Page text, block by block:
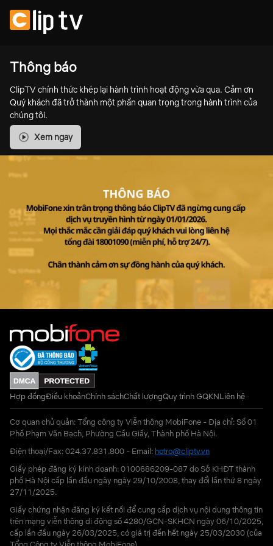
Thông báo
ClipTV chính thức khép lại hành trình hoạt động vừa qua. Cảm ơn
Quý khách đã trở thành một phần quan trọng trong hành trình của
chúng tôi.
Xem ngay
Hợp đồngĐiều khoảnChính sáchChất lượngQuy trình GQKNLiên hệ
Cơ quan chủ quản: Tổng công ty Viễn thông MobiFone - Địa chỉ: Số 01
Phố Phạm Văn Bạch, Phường Cầu Giấy, Thành phố Hà Nội.
Điện thoại/Fax: 024.37.831.800 - Email: hotro@cliptv.vn
Giấy phép đăng ký kinh doanh: 0100686209-087 do Sở KHĐT thành
phố Hà Nội cấp lần đầu ngày ngày 29/10/2008, thay đổi lần thứ 8 ngày
27/11/2025.
Giấy chứng nhận đăng ký kết nối để cung cấp dịch vụ nội dung thông tin
trên mạng viễn thông di động số 4280/GCN-SKHCN ngày 06/10/2025,
cấp lần đầu ngày 26/03/2025, có giá trị đến hết ngày 25/03/2030 (của